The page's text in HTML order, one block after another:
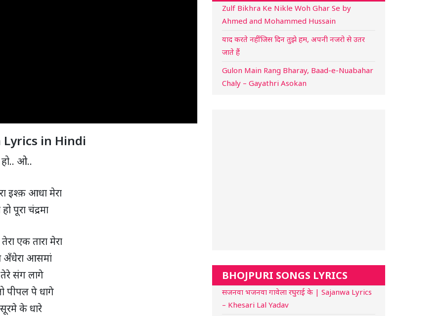
Lyrics in Hindi
हो.. ओ..
इश्क़ आधा मेरा
पूरा चंद्रमा
एक तारा मेरा
अँधेरा आसमां
तेरे संग लागे
पीपल पे धागे
के धारे
Zulf Bikhra Ke Nikle Woh Ghar Se by
Ahmed and Mohammed Hussain
याद करते नहीं जिस दिन तुझे हम, अपनी नजरो से उतर
जाते हैं
Gulon Main Rang Bharay, Baad-e-Nuabahar
Chaly – Gayathri Asokan
BHOJPURI SONGS LYRICS
सजनवा भजनवा गावेला रघुराई के | Sajanwa Lyrics
– Khesari Lal Yadav